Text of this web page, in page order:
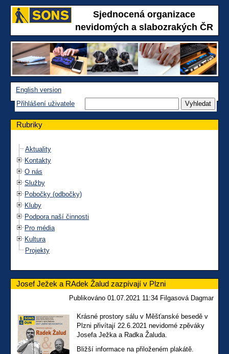
Sjednocená organizace
nevidomých a slabozrakých ČR
English version
Přihlášení uživatele
Rubriky
Aktuality
Kontakty
O nás
Služby
Pobočky (odbočky)
Kluby
Podpora naší činnosti
Pro média
Kultura
Projekty
Josef Ježek a RAdek Žalud zazpívají v Plzni
Publikováno 01.07.2021 11:34 Filgasová Dagmar
Krásné prostory sálu v Měšťanské besedě v
Plzni přivítají 22.6.2021 nevidomé zpěváky
Josefa Ježka a Radka Žaluda.
Bližší informace na přiloženém plakátě.